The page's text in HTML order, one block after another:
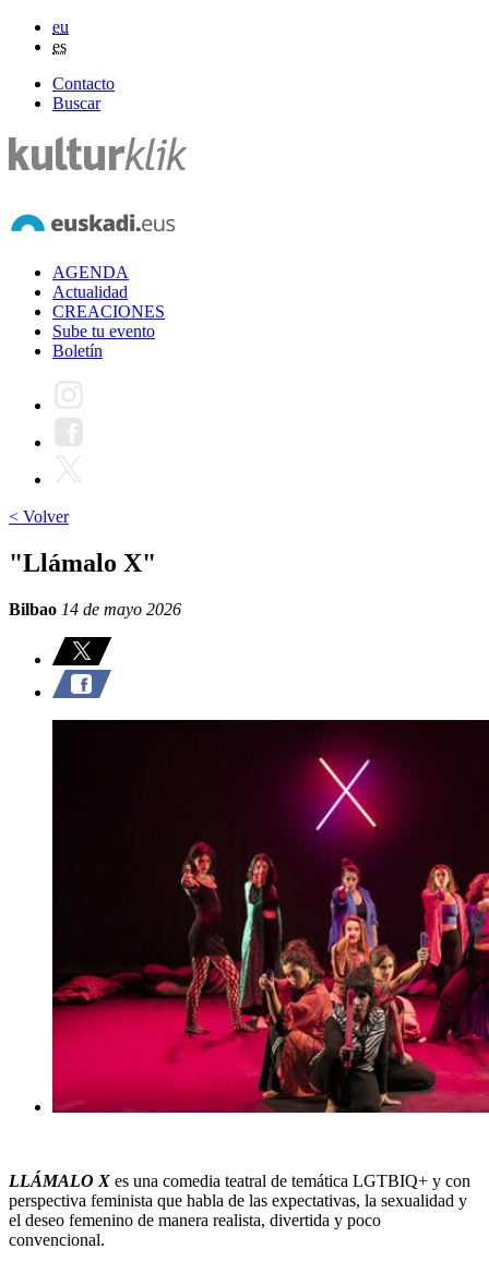
eu
es
Contacto
Buscar
AGENDA
Actualidad
CREACIONES
Sube tu evento
Boletín
< Volver
"Llámalo X"
Bilbao 14 de mayo 2026
LLÁMALO X es una comedia teatral de temática LGTBIQ+ y con
perspectiva feminista que habla de las expectativas, la sexualidad y
el deseo femenino de manera realista, divertida y poco
convencional.